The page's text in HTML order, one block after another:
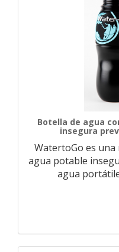
Botella de agua
insegura
WatertoGo es
agua potable
agua